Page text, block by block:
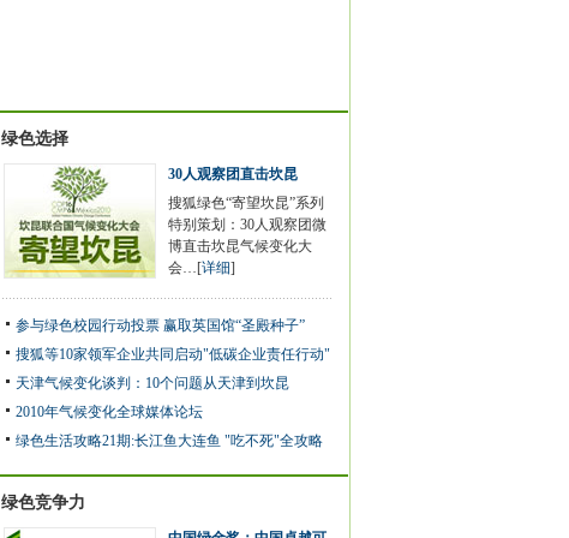
绿色选择
30人观察团直击坎昆
搜狐绿色“寄望坎昆”系列
特别策划：30人观察团微
博直击坎昆气候变化大
会…[详细]
参与绿色校园行动投票 赢取英国馆“圣殿种子”
搜狐等10家领军企业共同启动"低碳企业责任行动"
天津气候变化谈判：10个问题从天津到坎昆
2010年气候变化全球媒体论坛
绿色生活攻略21期:长江鱼大连鱼 "吃不死"全攻略
绿色竞争力